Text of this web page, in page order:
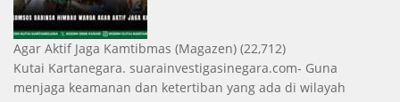
Agar Aktif Jaga Kamtibmas (Magazen) (22,712)
Kutai Kartanegara. suarainvestigasinegara.com- Guna
menjaga keamanan dan ketertiban yang ada di wilayah